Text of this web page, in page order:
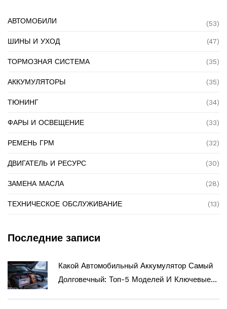
АВТОМОБИЛИ (53)
ШИНЫ И УХОД (47)
ТОРМОЗНАЯ СИСТЕМА (35)
АККУМУЛЯТОРЫ (35)
ТЮНИНГ (34)
ФАРЫ И ОСВЕЩЕНИЕ (33)
РЕМЕНЬ ГРМ (32)
ДВИГАТЕЛЬ И РЕСУРС (30)
ЗАМЕНА МАСЛА (28)
ТЕХНИЧЕСКОЕ ОБСЛУЖИВАНИЕ (13)
Последние записи
Какой Автомобильный Аккумулятор Самый
Долговечный: Топ-5 Моделей И Ключевые